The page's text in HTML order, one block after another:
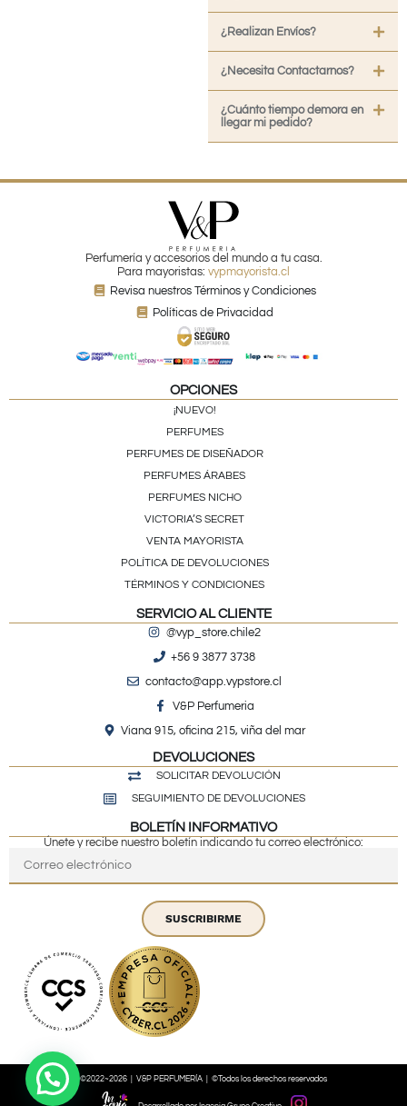
¿Realizan Envíos?
¿Necesita Contactarnos?
¿Cuánto tiempo demora en
llegar mi pedido?
Perfumería y accesorios del mundo a tu casa.
Para mayoristas: vypmayorista.cl
Revisa nuestros Términos y Condiciones
Políticas de Privacidad
OPCIONES
¡NUEVO!
PERFUMES
PERFUMES DE DISEÑADOR
PERFUMES ÁRABES
PERFUMES NICHO
VICTORIA’S SECRET
VENTA MAYORISTA
POLÍTICA DE DEVOLUCIONES
TÉRMINOS Y CONDICIONES
SERVICIO AL CLIENTE
@vyp_store.chile2
+56 9 3877 3738
contacto@app.vypstore.cl
V&P Perfumeria
Viana 915, oficina 215, viña del mar
DEVOLUCIONES
SOLICITAR DEVOLUCIÓN
SEGUIMIENTO DE DEVOLUCIONES
BOLETÍN INFORMATIVO
Únete y recibe nuestro boletín indicando tu correo electrónico:
SUSCRIBIRME
©2022~2026 | V&P PERFUMERÍA | ©Todos los derechos reservados